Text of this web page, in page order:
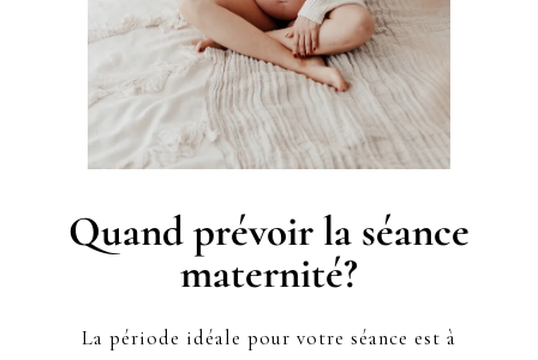
Quand prévoir la séance
maternité?
La période idéale pour votre séance est à